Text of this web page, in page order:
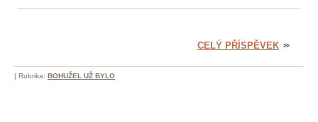
CELÝ PŘÍSPĚVEK
| Rubrika: BOHUŽEL UŽ BYLO